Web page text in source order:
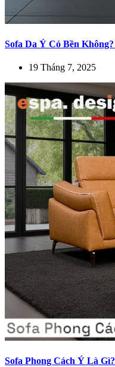
Sofa Da Ý Có Bền
19 Tháng 7, 2025
Sofa Phong Cách Ý Là